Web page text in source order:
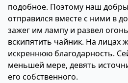
подобное. Поэтому наш
отправился вместе с ними в
зажег им лампу и развел
вскипятить чайник. На лицах
искреннюю благодарность.
меньшей мере, девять
его собственного.